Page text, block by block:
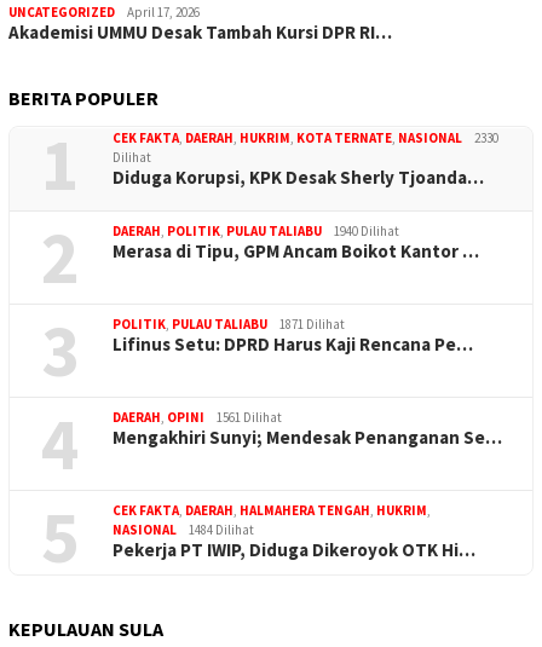
UNCATEGORIZED April 17, 2026
Akademisi UMMU Desak Tambah Kursi DPR RI…
BERITA POPULER
1 CEK FAKTA, DAERAH, HUKRIM, KOTA TERNATE, NASIONAL
2330
Dilihat
Diduga Korupsi, KPK Desak Sherly Tjoanda…
2 DAERAH, POLITIK, PULAU TALIABU 1940 Dilihat
Merasa di Tipu, GPM Ancam Boikot Kantor …
3 POLITIK, PULAU TALIABU 1871 Dilihat
Lifinus Setu: DPRD Harus Kaji Rencana Pe…
4 DAERAH, OPINI 1561 Dilihat
Mengakhiri Sunyi; Mendesak Penanganan Se…
5 CEK FAKTA, DAERAH, HALMAHERA TENGAH, HUKRIM,
NASIONAL
1484 Dilihat
Pekerja PT IWIP, Diduga Dikeroyok OTK Hi…
KEPULAUAN SULA